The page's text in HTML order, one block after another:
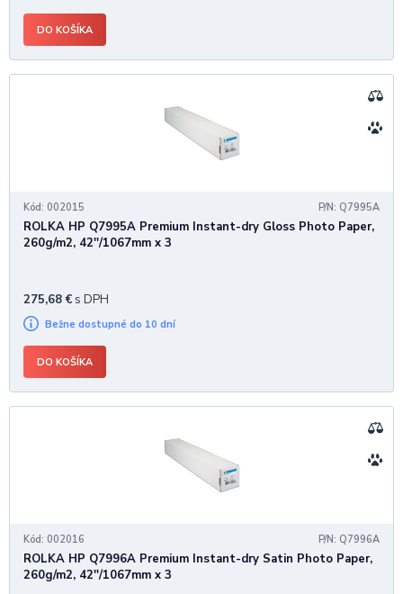
DO KOŠÍKA
Kód: 002015 P/N: Q7995A
ROLKA HP Q7995A Premium Instant-dry Gloss Photo Paper,
260g/m2, 42''/1067mm x 3
275,68 € s DPH
Bežne dostupné do 10 dní
DO KOŠÍKA
Kód: 002016 P/N: Q7996A
ROLKA HP Q7996A Premium Instant-dry Satin Photo Paper,
260g/m2, 42''/1067mm x 3